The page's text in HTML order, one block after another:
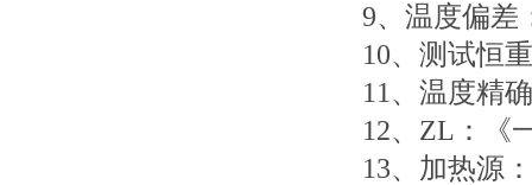
9、温度偏差
10、测试恒
11、温度精
12、ZL：《
13、加热源